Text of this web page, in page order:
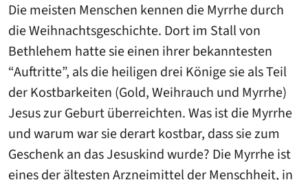
Die meisten Menschen kennen die Myrrhe durch
die Weihnachtsgeschichte. Dort im Stall von
Bethlehem hatte sie einen ihrer bekanntesten
“Auftritte”, als die heiligen drei Könige sie als Teil
der Kostbarkeiten (Gold, Weihrauch und Myrrhe)
Jesus zur Geburt überreichten. Was ist die Myrrhe
und warum war sie derart kostbar, dass sie zum
Geschenk an das Jesuskind wurde? Die Myrrhe ist
eines der ältesten Arzneimittel der Menschheit, in